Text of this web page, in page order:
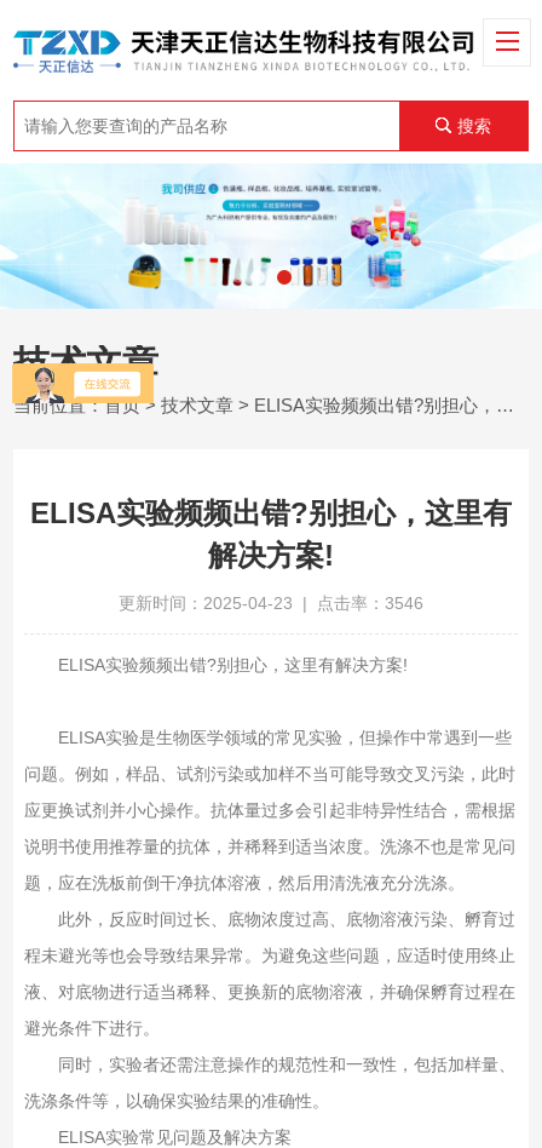
搜索
技术文章
当前位置：首页>技术文章 > ELISA实验频频出错?别担心，这里有解决方案!
ELISA实验频频出错?别担心，这里有
解决方案!
更新时间：2025-04-23 | 点击率：3546
ELISA实验频频出错?别担心，这里有解决方案!
ELISA实验是生物医学领域的常见实验，但操作中常遇到一些
问题。例如，样品、试剂污染或加样不当可能导致交叉污染，此时
应更换试剂并小心操作。抗体量过多会引起非特异性结合，需根据
说明书使用推荐量的抗体，并稀释到适当浓度。洗涤不也是常见问
题，应在洗板前倒干净抗体溶液，然后用清洗液充分洗涤。
此外，反应时间过长、底物浓度过高、底物溶液污染、孵育过
程未避光等也会导致结果异常。为避免这些问题，应适时使用终止
液、对底物进行适当稀释、更换新的底物溶液，并确保孵育过程在
避光条件下进行。
同时，实验者还需注意操作的规范性和一致性，包括加样量、
洗涤条件等，以确保实验结果的准确性。
ELISA实验常见问题及解决方案‌